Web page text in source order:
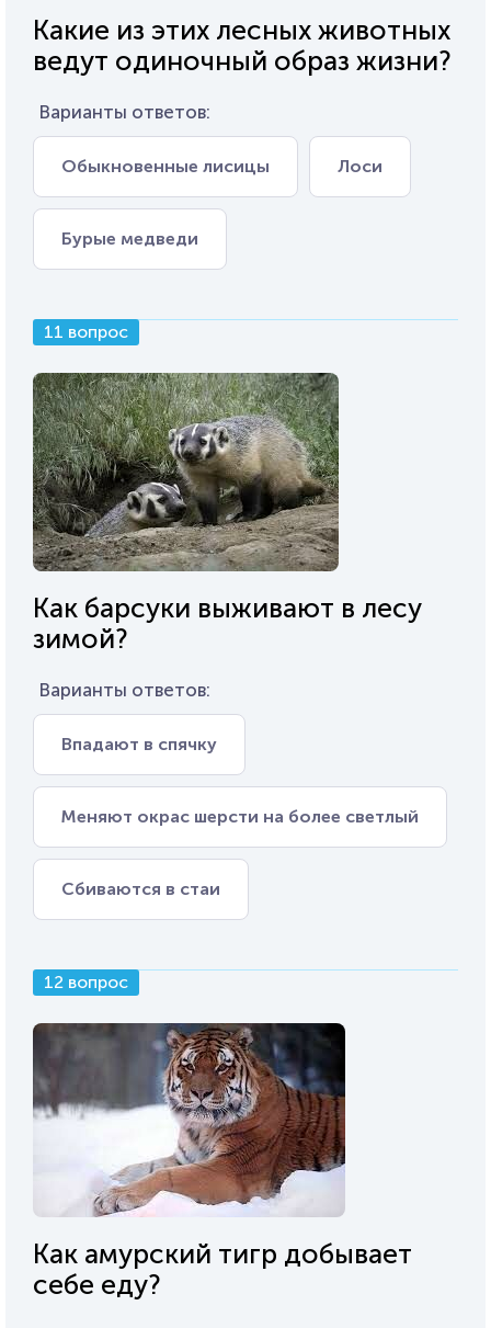
Какие из этих лесных животных
ведут одиночный образ жизни?
Варианты ответов:
Обыкновенные лисицы Лоси
Бурые медведи
11 вопрос
Как барсуки выживают в лесу
зимой?
Варианты ответов:
Впадают в спячку
Меняют окрас шерсти на более светлый
Сбиваются в стаи
12 вопрос
Как амурский тигр добывает
себе еду?